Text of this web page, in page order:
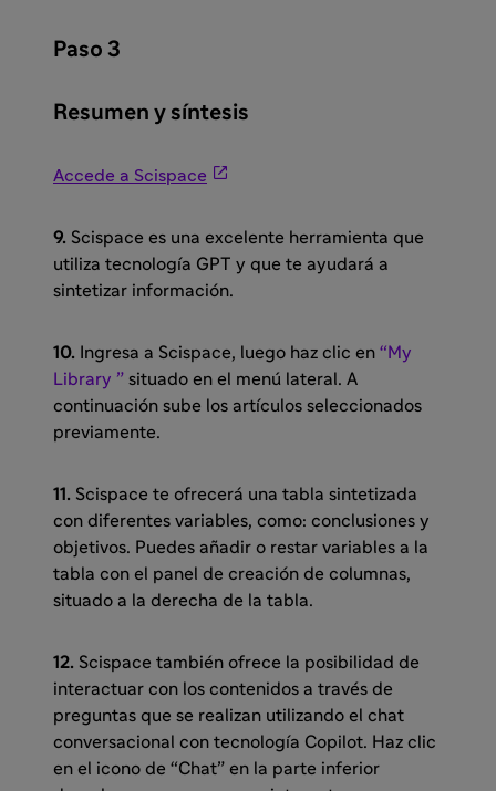
Paso 3
Resumen y síntesis
Accede a Scispace 
9. Scispace es una excelente herramienta que
utiliza tecnología GPT y que te ayudará a
sintetizar información.
10. Ingresa a Scispace, luego haz clic en “My
Library ” situado en el menú lateral. A
continuación sube los artículos seleccionados
previamente.
11. Scispace te ofrecerá una tabla sintetizada
con diferentes variables, como: conclusiones y
objetivos. Puedes añadir o restar variables a la
tabla con el panel de creación de columnas,
situado a la derecha de la tabla.
12. Scispace también ofrece la posibilidad de
interactuar con los contenidos a través de
preguntas que se realizan utilizando el chat
conversacional con tecnología Copilot. Haz clic
en el icono de “Chat” en la parte inferior